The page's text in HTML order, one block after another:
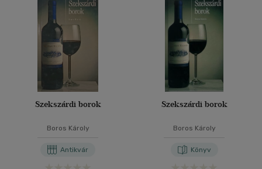
Szekszárdi borok
Boros Károly
Antikvár
Szekszárdi borok
Boros Károly
Könyv